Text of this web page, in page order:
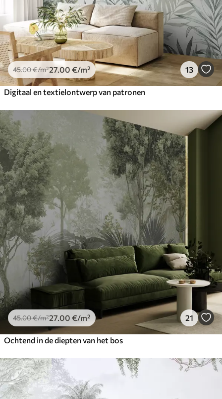
45.00€/m²27.00 €/m² 13
Digitaal en textielontwerp van patronen
45.00€/m²27 .00 €/m² 21
Ochtend in de diepten van het bos